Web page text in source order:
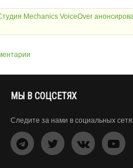
Mechanics VoiceOver
МЫ В СОЦСЕТЯХ
Следите за нами в социальных